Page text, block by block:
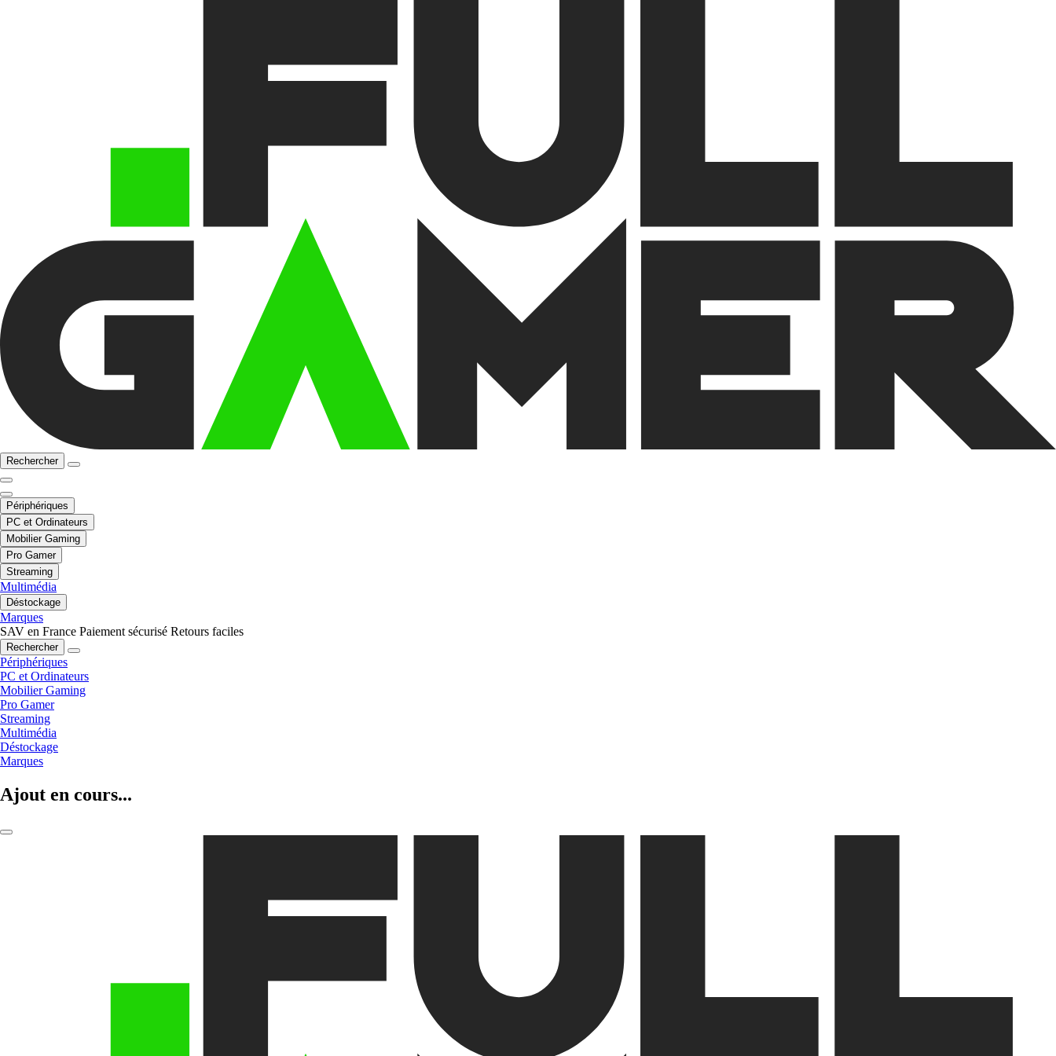
Rechercher
Périphériques
PC et Ordinateurs
Mobilier Gaming
Pro Gamer
Streaming
Multimédia
Déstockage
Marques
SAV en France Paiement sécurisé Retours faciles
Rechercher
Périphériques
PC et Ordinateurs
Mobilier Gaming
Pro Gamer
Streaming
Multimédia
Déstockage
Marques
Ajout en cours...